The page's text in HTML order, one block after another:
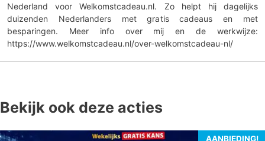
Nederland voor Welkomstcadeau.nl. Zo helpt hij dagelijks
duizenden Nederlanders met gratis cadeaus en met
besparingen. Meer info over mij en de werkwijze:
https://www.welkomstcadeau.nl/over-welkomstcadeau-nl/
Bekijk ook deze acties
AANBIEDING!